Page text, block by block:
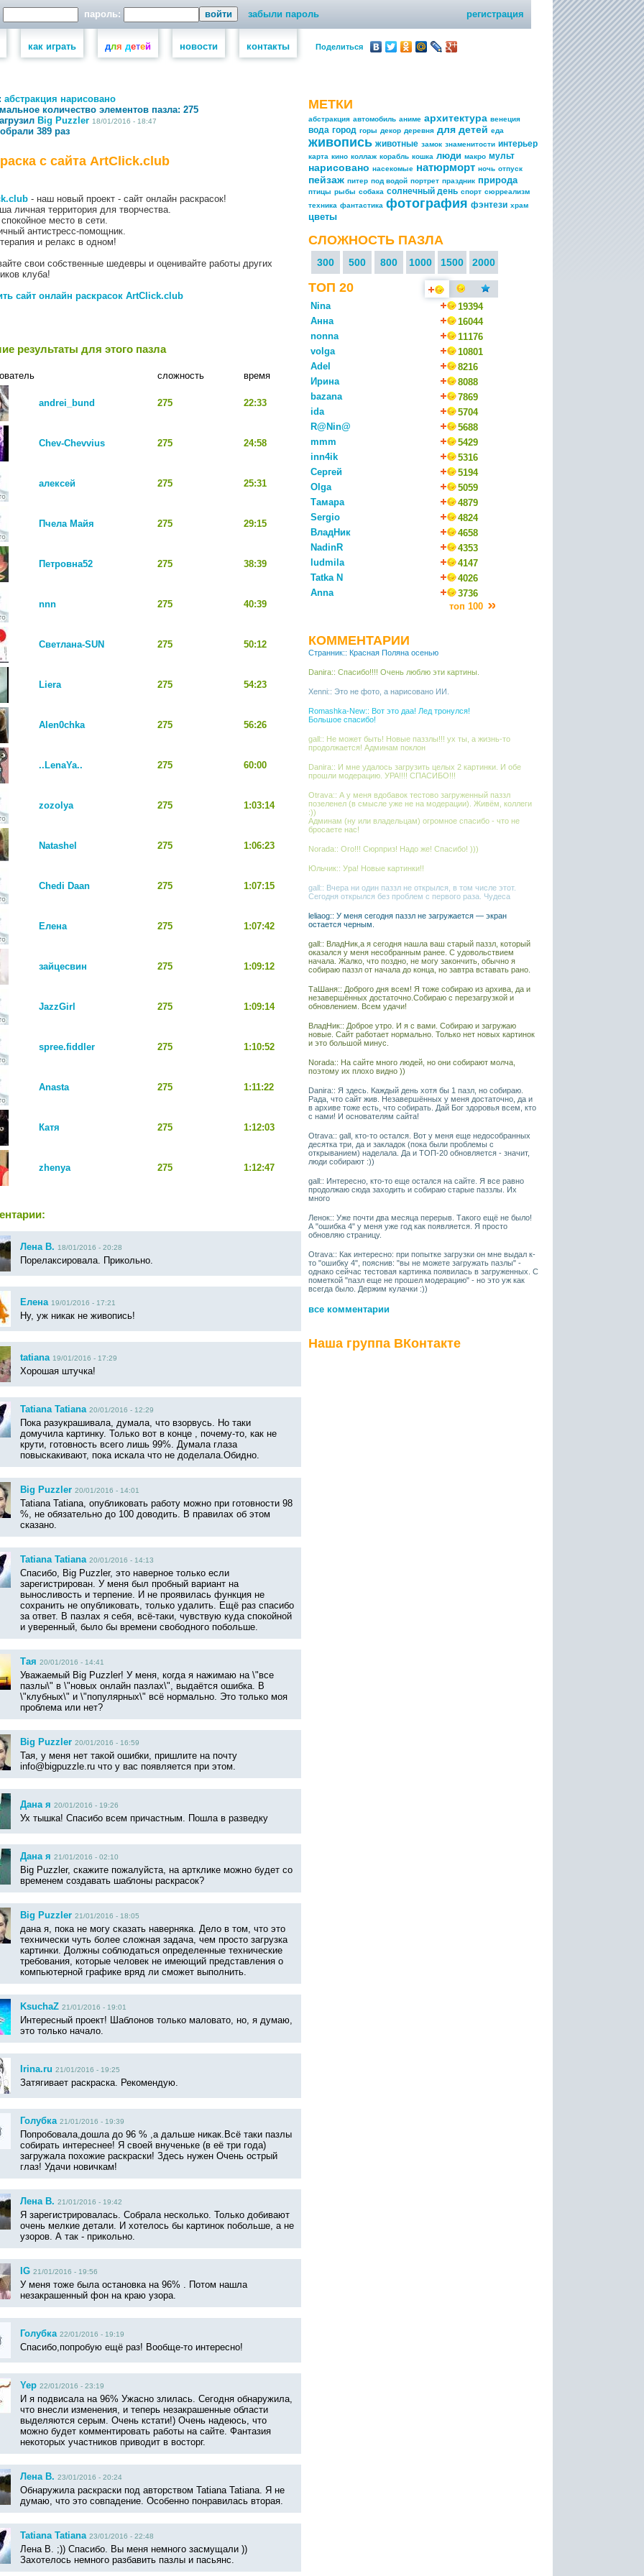
пароль: забыли пароль регистрация
как играть для детей новости контакты Поделиться
абстракция нарисовано
количество элементов пазла: 275
Big Puzzler 18/01/2016 - 18:47
389 раз
с сайта ArtClick.club
- наш новый проект - сайт онлайн раскрасок!
личная территория для творчества.
место в сети.
антистресс-помощник.
и релакс в одном!
свои собственные шедевры и оценивайте работы других
клуба!
сайт онлайн раскрасок ArtClick.club
результаты для этого пазла
сложность время
andrei_bund 275 22:33
Chev-Chevvius 275 24:58
алексей 275 25:31
Пчела Майя 275 29:15
Петровна52 275 38:39
nnn 275 40:39
Светлана-SUN 275 50:12
Liera 275 54:23
Alen0chka 275 56:26
..LenaYa.. 275 60:00
zozolya 275 1:03:14
Natashel 275 1:06:23
Chedi Daan 275 1:07:15
Елена 275 1:07:42
зайцесвин 275 1:09:12
JazzGirl 275 1:09:14
spree.fiddler 275 1:10:52
Anasta 275 1:11:22
Катя 275 1:12:03
zhenya 275 1:12:47
Лена В. 18/01/2016 - 20:28
Порелаксировала. Прикольно.
Елена 19/01/2016 - 17:21
Ну, уж никак не живопись!
tatiana 19/01/2016 - 17:29
Хорошая штучка!
Tatiana Tatiana 20/01/2016 - 12:29
Пока разукрашивала, думала, что взорвусь. Но таки
домучила картинку. Только вот в конце , почему-то, как не
крути, готовность всего лишь 99%. Думала глаза
повыскакивают, пока искала что не доделала.Обидно.
Big Puzzler 20/01/2016 - 14:01
Tatiana Tatiana, опубликовать работу можно при готовности 98
%, не обязательно до 100 доводить. В правилах об этом
сказано.
Tatiana Tatiana 20/01/2016 - 14:13
Спасибо, Big Puzzler, это наверное только если
зарегистрирован. У меня был пробный вариант на
выносливость и терпение. И не проявилась функция не
сохранить не опубликовать, только удалить. Ещё раз спасибо
за ответ. В пазлах я себя, всё-таки, чувствую куда спокойной
и уверенный, было бы времени свободного побольше.
Тая 20/01/2016 - 14:41
Уважаемый Big Puzzler! У меня, когда я нажимаю на \"все
пазлы\" в \"новых онлайн пазлах\", выдаётся ошибка. В
\"клубных\" и \"популярных\" всё нормально. Это только моя
проблема или нет?
Big Puzzler 20/01/2016 - 16:59
Тая, у меня нет такой ошибки, пришлите на почту
info@bigpuzzle.ru что у вас появляется при этом.
Дана я 20/01/2016 - 19:26
Ух тышка! Спасибо всем причастным. Пошла в разведку
Дана я 21/01/2016 - 02:10
Big Puzzler, скажите пожалуйста, на артклике можно будет со
временем создавать шаблоны раскрасок?
Big Puzzler 21/01/2016 - 18:05
дана я, пока не могу сказать наверняка. Дело в том, что это
технически чуть более сложная задача, чем просто загрузка
картинки. Должны соблюдаться определенные технические
требования, которые человек не имеющий представления о
компьютерной графике вряд ли сможет выполнить.
KsuchaZ 21/01/2016 - 19:01
Интересный проект! Шаблонов только маловато, но, я думаю,
это только начало.
Irina.ru 21/01/2016 - 19:25
Затягивает раскраска. Рекомендую.
Голубка 21/01/2016 - 19:39
Попробовала,дошла до 96 % ,а дальше никак.Всё таки пазлы
собирать интереснее! Я своей внученьке (в её три года)
загружала похожие раскраски! Здесь нужен Очень острый
глаз! Удачи новичкам!
Лена В. 21/01/2016 - 19:42
Я зарегистрировалась. Собрала несколько. Только добивают
очень мелкие детали. И хотелось бы картинок побольше, а не
узоров. А так - прикольно.
IG 21/01/2016 - 19:56
У меня тоже была остановка на 96% . Потом нашла
незакрашенный фон на краю узора.
Голубка 22/01/2016 - 19:19
Спасибо,попробую ещё раз! Вообще-то интересно!
Yep 22/01/2016 - 23:19
И я подвисала на 96% Ужасно злилась. Сегодня обнаружила,
что внесли изменения, и теперь незакрашенные области
выделяются серым. Очень кстати!) Очень надеюсь, что
можно будет комментировать работы на сайте. Фантазия
некоторых участников приводит в восторг.
Лена В. 23/01/2016 - 20:24
Обнаружила раскраски под авторством Tatiana Tatiana. Я не
думаю, что это совпадение. Особенно понравилась вторая.
Tatiana Tatiana 23/01/2016 - 22:48
Лена В. ;)) Спасибо. Вы меня немного засмущали ))
Захотелось немного разбавить пазлы и пасьянс.
МЕТКИ
абстракция автомобиль аниме архитектура венеция
вода город горы декор деревня для детей еда
живопись животные замок знаменитости интерьер
карта кино коллаж корабль кошка люди макро мульт
нарисовано насекомые натюрморт ночь отпуск
пейзаж питер под водой портрет праздник природа
птицы рыбы собака солнечный день спорт сюрреализм
техника фантастика фотография фэнтези храм
цветы
СЛОЖНОСТЬ ПАЗЛА
300 500 800 1000 1500 2000
ТОП 20
Nina
19394
Анна
16044
nonna
11176
volga
10801
Adel
8216
Ирина
8088
bazana
7869
ida
5704
R@Nin@
5688
mmm
5429
inn4ik
5316
Сергей
5194
Olga
5059
Тамара
4879
Sergio
4824
ВладНик
4658
NadinR
4353
ludmila
4147
Tatka N
4026
Anna
3736
топ 100
КОММЕНТАРИИ
Странник:: Красная Поляна осенью
Danira:: Спасибо!!!! Очень люблю эти картины.
Xenni:: Это не фото, а нарисовано ИИ.
Romashka-New:: Вот это даа! Лед тронулся!
Большое спасибо!
gall:: Не может быть! Новые паззлы!!! ух ты, а жизнь-то
продолжается! Админам поклон
Danira:: И мне удалось загрузить целых 2 картинки. И обе
прошли модерацию. УРА!!!! СПАСИБО!!!
Otrava:: А у меня вдобавок тестово загруженный паззл
позеленел (в смысле уже не на модерации). Живём, коллеги
:))
Админам (ну или владельцам) огромное спасибо - что не
бросаете нас!
Norada:: Ого!!! Сюрприз! Надо же! Спасибо! )))
Юльчик:: Ура! Новые картинки!!
gall:: Вчера ни один паззл не открылся, в том числе этот.
Сегодня открылся без проблем с первого раза. Чудеса
leliaog:: У меня сегодня паззл не загружается — экран
остается черным.
gall:: ВладНик,а я сегодня нашла ваш старый паззл, который
оказался у меня несобранным ранее. С удовольствием
начала. Жалко, что поздно, не могу закончить, обычно я
собираю паззл от начала до конца, но завтра вставать рано.
ТаШаня:: Доброго дня всем! Я тоже собираю из архива, да и
незавершённых достаточно.Собираю с перезагрузкой и
обновлением. Всем удачи!
ВладНик:: Доброе утро. И я с вами. Собираю и загружаю
новые. Сайт работает нормально. Только нет новых картинок
и это большой минус.
Norada:: На сайте много людей, но они собирают молча,
поэтому их плохо видно ))
Danira:: Я здесь. Каждый день хотя бы 1 пазл, но собираю.
Рада, что сайт жив. Незавершённых у меня достаточно, да и
в архиве тоже есть, что собирать. Дай Бог здоровья всем, кто
с нами! И основателям сайта!
Otrava:: gall, кто-то остался. Вот у меня еще недособранных
десятка три, да и закладок (пока были проблемы с
открыванием) наделала. Да и ТОП-20 обновляется - значит,
люди собирают :))
gall:: Интересно, кто-то еще остался на сайте. Я все равно
продолжаю сюда заходить и собираю старые паззлы. Их
много
Ленок:: Уже почти два месяца перерыв. Такого ещё не было!
А "ошибка 4" у меня уже год как появляется. Я просто
обновляю страницу.
Otrava:: Как интересно: при попытке загрузки он мне выдал к-
то "ошибку 4", пояснив: "вы не можете загружать пазлы" -
однако сейчас тестовая картинка появилась в загруженных. С
пометкой "пазл еще не прошел модерацию" - но это уж как
всегда было. Держим кулачки :))
все комментарии
Наша группа ВКонтакте